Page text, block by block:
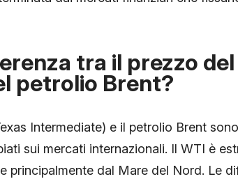
tra il prezzo
petrolio Brent?
Intermediate) e il petrolio Brent
sui mercati internazionali. Il WTI è
principalmente dal Mare del Nord. Le